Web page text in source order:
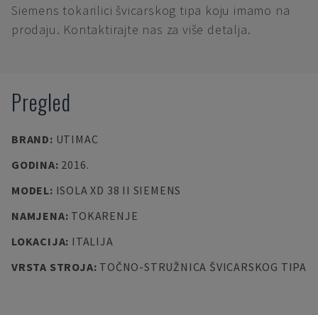
Siemens tokarilici švicarskog tipa koju imamo na
prodaju. Kontaktirajte nas za više detalja.
Pregled
BRAND: UTIMAC
GODINA: 2016.
MODEL: ISOLA XD 38 II SIEMENS
NAMJENA: TOKARENJE
LOKACIJA: ITALIJA
VRSTA STROJA: TOČNO-STRUŽNICA ŠVICARSKOG TIPA